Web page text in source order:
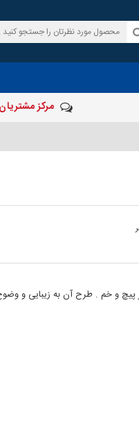
مرکز مشتریان
و خم . طرح آن به زیبایی و